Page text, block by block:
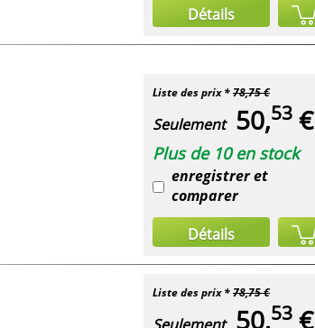
Détails
Liste des prix *78,75 €
Seulement 50,53 €
Plus de 10 en stock
enregistrer et
comparer
Détails
Liste des prix *78,75 €
50,53 €